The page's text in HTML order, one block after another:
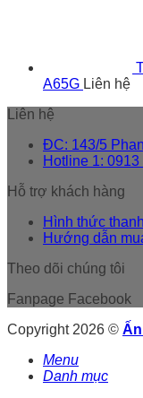
A65G Liên hệ
Liên hệ
ĐC: 143/5
Hotline 1:
Hỗ trợ khách hàng
Hình thức
Hướng dẫn
Theo dõi chúng tôi
Fanpage Facebook
Copyright 2026 ©
Menu
Danh mục